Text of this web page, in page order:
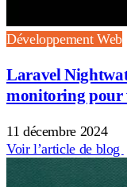
Développement Web
Laravel
monitoring pour
11 décembre 2024
Voir l’article de blog